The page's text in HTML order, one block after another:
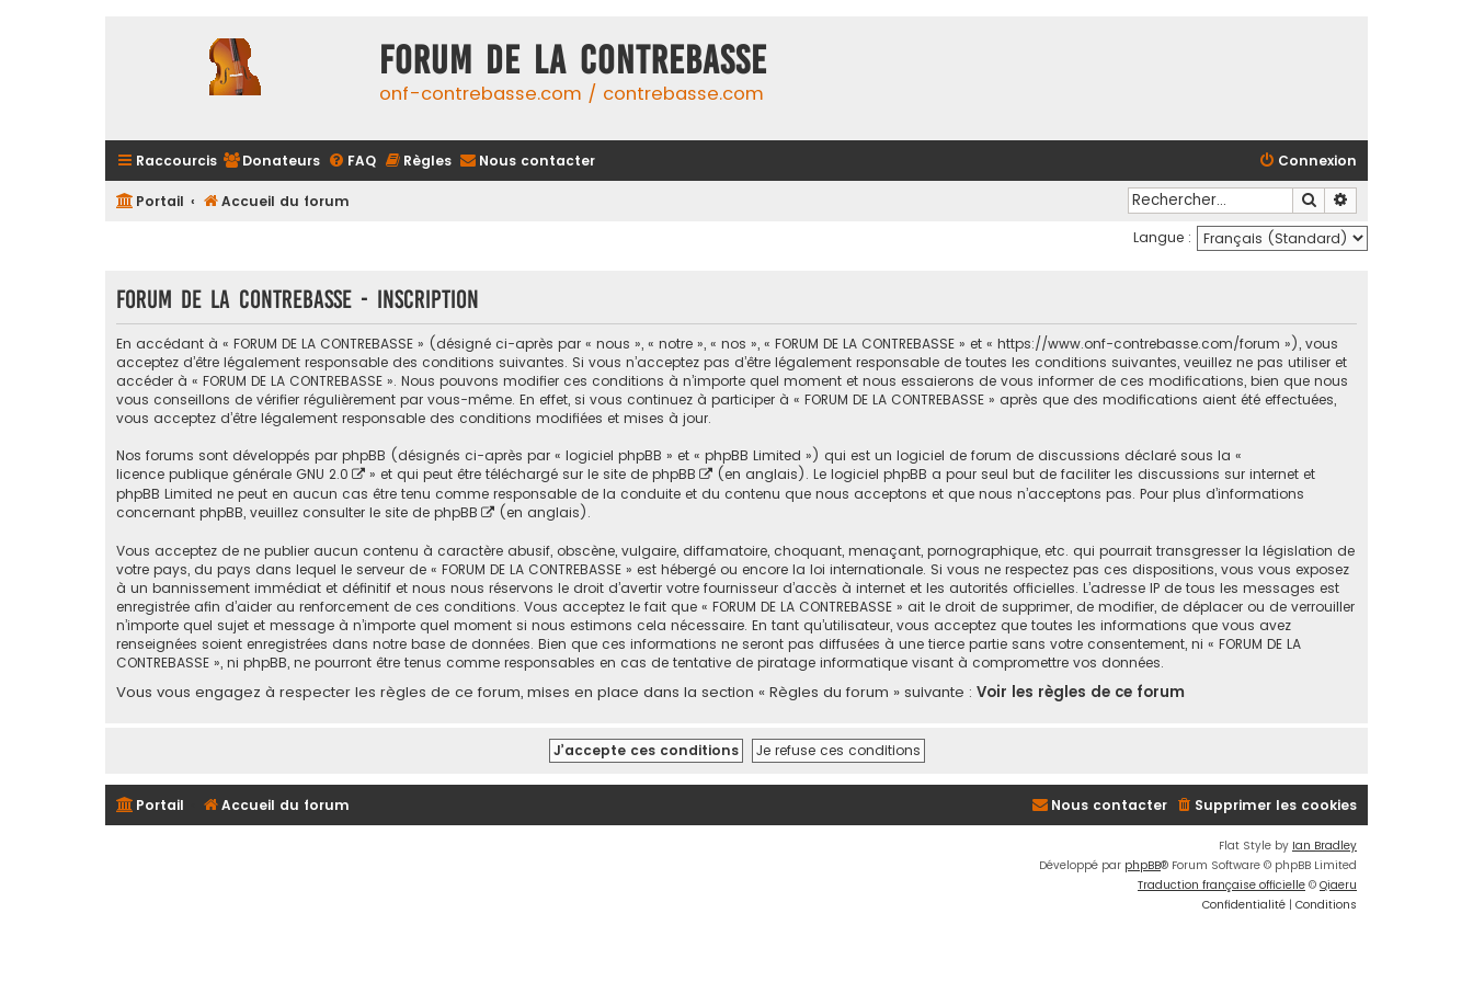
FORUM DE LA CONTREBASSE
onf-contrebasse.com / contrebasse.com
Raccourcis Donateurs FAQ Règles Nous contacter Connexion
Portail Accueil du forum Rechercher
Langue :
FORUM DE LA CONTREBASSE - Inscription
En accédant à « FORUM DE LA CONTREBASSE » (désigné ci-après par « nous », « notre », « nos », « FORUM DE LA CONTREBASSE » et « https://www.onf-contrebasse.com/forum »), vous
acceptez d’être légalement responsable des conditions suivantes. Si vous n’acceptez pas d’être légalement responsable de toutes les conditions suivantes, veuillez ne pas utiliser et
accéder à « FORUM DE LA CONTREBASSE ». Nous pouvons modifier ces conditions à n’importe quel moment et nous essaierons de vous informer de ces modifications, bien que nous
vous conseillons de vérifier régulièrement par vous-même. En effet, si vous continuez à participer à « FORUM DE LA CONTREBASSE » après que des modifications aient été effectuées,
vous acceptez d’être légalement responsable des conditions modifiées et mises à jour.
Nos forums sont développés par phpBB (désignés ci-après par « logiciel phpBB » et « phpBB Limited ») qui est un logiciel de forum de discussions déclaré sous la «
licence publique générale GNU 2.0
» et qui peut être téléchargé sur le site de phpBB
(en anglais). Le logiciel phpBB a pour seul but de faciliter les discussions sur internet et
phpBB Limited ne peut en aucun cas être tenu comme responsable de la conduite et du contenu que nous acceptons et que nous n’acceptons pas. Pour plus d’informations
concernant phpBB, veuillez consulter le site de phpBB (en anglais).
Vous acceptez de ne publier aucun contenu à caractère abusif, obscène, vulgaire, diffamatoire, choquant, menaçant, pornographique, etc. qui pourrait transgresser la législation de
votre pays, du pays dans lequel le serveur de « FORUM DE LA CONTREBASSE » est hébergé ou encore la loi internationale. Si vous ne respectez pas ces dispositions, vous vous exposez
à un bannissement immédiat et définitif et nous nous réservons le droit d’avertir votre fournisseur d’accès à internet et les autorités officielles. L’adresse IP de tous les messages est
enregistrée afin d’aider au renforcement de ces conditions. Vous acceptez le fait que « FORUM DE LA CONTREBASSE » ait le droit de supprimer, de modifier, de déplacer ou de verrouiller
n’importe quel sujet et message à n’importe quel moment si nous estimons cela nécessaire. En tant qu’utilisateur, vous acceptez que toutes les informations que vous avez
renseignées soient enregistrées dans notre base de données. Bien que ces informations ne seront pas diffusées à une tierce partie sans votre consentement, ni « FORUM DE LA
CONTREBASSE », ni phpBB, ne pourront être tenus comme responsables en cas de tentative de piratage informatique visant à compromettre vos données.
Vous vous engagez à respecter les règles de ce forum, mises en place dans la section « Règles du forum » suivante : Voir les règles de ce forum
Portail Accueil du forum Supprimer les cookies
Nous contacter
Flat Style by Ian Bradley
Développé par phpBB® Forum Software © phpBB Limited
Traduction française officielle © Qiaeru
Confidentialité | Conditions